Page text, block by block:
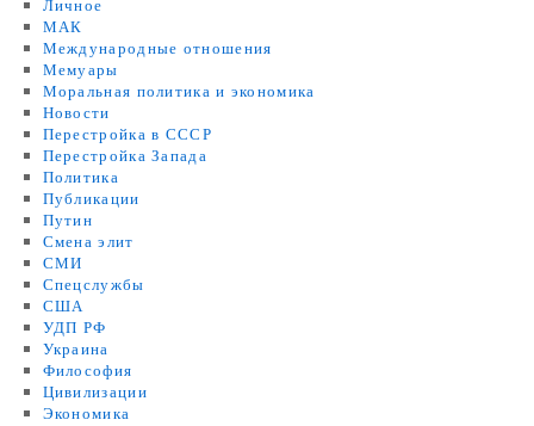
Личное
МАК
Международные отношения
Мемуары
Моральная политика и экономика
Новости
Перестройка в СССР
Перестройка Запада
Политика
Публикации
Путин
Смена элит
СМИ
Спецслужбы
США
УДП РФ
Украина
Философия
Цивилизации
Экономика